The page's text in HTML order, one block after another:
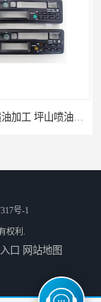
坪地喷油 加工厂 坪地手机壳喷油加工厂
号-1
权利.
口 网站地图